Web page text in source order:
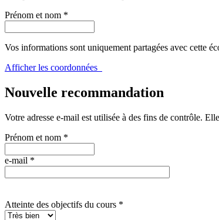
Prénom et nom *
Vos informations sont uniquement partagées avec cette
Afficher les coordonnées
Nouvelle recommandation
Votre adresse e-mail est utilisée à des fins de contrôle.
Prénom et nom *
e-mail *
Atteinte des objectifs du cours *